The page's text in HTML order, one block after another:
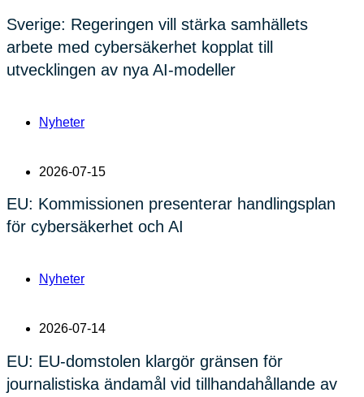
Sverige: Regeringen vill stärka samhällets
arbete med cybersäkerhet kopplat till
utvecklingen av nya AI-modeller
Nyheter
2026-07-15
EU: Kommissionen presenterar handlingsplan
för cybersäkerhet och AI
Nyheter
2026-07-14
EU: EU-domstolen klargör gränsen för
journalistiska ändamål vid tillhandahållande av